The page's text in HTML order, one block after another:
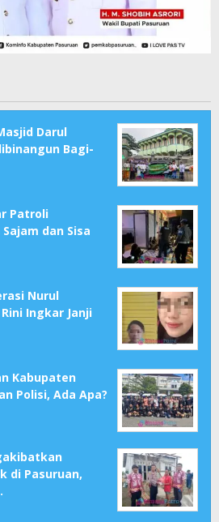
Darul
Bagi-
Patroli
dan Sisa
Nurul
Ingkar Janji
Kabupaten
Polisi, Ada Apa?
di Pasuruan,